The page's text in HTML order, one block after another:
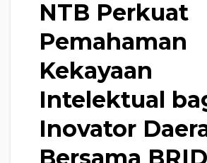
NTB Perkuat
Pemahaman
Kekayaan
Intelektual
Inovator